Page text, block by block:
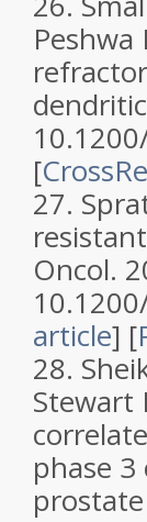
[
27.
Oncol.
article] [
28.
Stewart
phase